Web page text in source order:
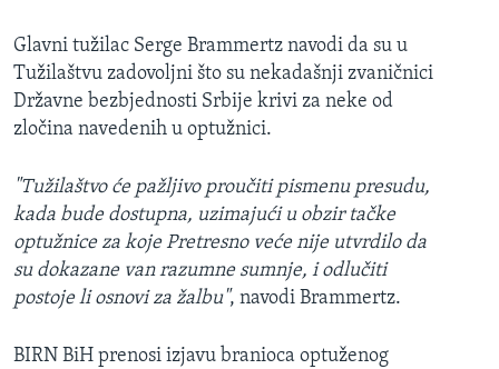
Glavni tužilac Serge Brammertz navodi da su u
Tužilaštvu zadovoljni što su nekadašnji zvaničnici
Državne bezbjednosti Srbije krivi za neke od
zločina navedenih u optužnici.
"Tužilaštvo će pažljivo proučiti pismenu presudu,
kada bude dostupna, uzimajući u obzir tačke
optužnice za koje Pretresno veće nije utvrdilo da
su dokazane van razumne sumnje, i odlučiti
postoje li osnovi za žalbu", navodi Brammertz.
BIRN BiH prenosi izjavu branioca optuženog